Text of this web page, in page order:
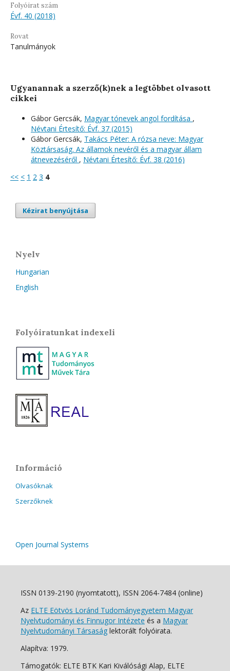
Folyóirat szám
Évf. 40 (2018)
Rovat
Tanulmányok
Ugyanannak a szerző(k)nek a legtöbbet olvasott
cikkei
Gábor Gercsák, Magyar tónevek angol fordítása ,
Névtani Értesítő: Évf. 37 (2015)
Gábor Gercsák, Takács Péter: A rózsa neve: Magyar
Köztársaság. Az államok nevéről és a magyar állam
átnevezéséről , Névtani Értesítő: Évf. 38 (2016)
<< < 1 2 3 4
Kézirat benyújtása
Nyelv
Hungarian
English
Folyóiratunkat indexeli
Információ
Olvasóknak
Szerzőknek
Open Journal Systems
ISSN 0139-2190 (nyomtatott), ISSN 2064-7484 (online)
Az ELTE Eötvös Loránd Tudományegyetem Magyar
Nyelvtudományi és Finnugor Intézete és a Magyar
Nyelvtudományi Társaság lektorált folyóirata.
Alapítva: 1979.
Támogatók: ELTE BTK Kari Kiválósági Alap, ELTE